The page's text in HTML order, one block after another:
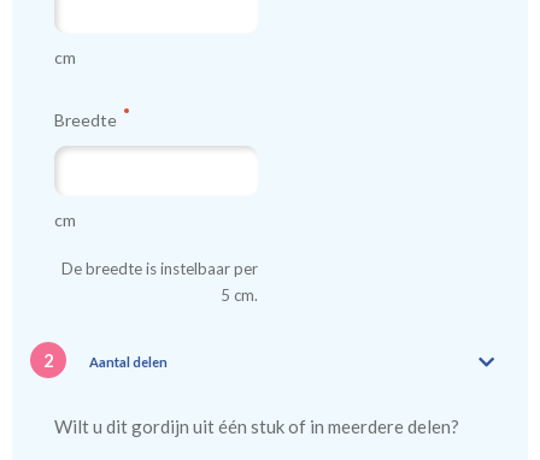
cm
Breedte
cm
De breedte is instelbaar per
5 cm.
2 Aantal delen
Wilt u dit gordijn uit één stuk of in meerdere delen?